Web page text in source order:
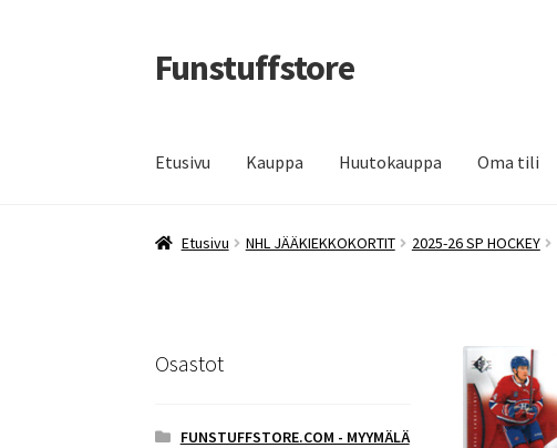
Siirry
navigointiin
Siirry
sisältöön
Funstuffstore
Etusivu Kauppa Huutokauppa Oma tili
Etusivu NHL JÄÄKIEKKOKORTIT 2025-26 SP HOCKEY
Osastot
FUNSTUFFSTORE.COM - MYYMÄLÄ